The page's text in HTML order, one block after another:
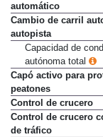
automático
Cambio de carril
autopista
Capacidad de
autónoma total
Capó activo para
peatones
Control de crucero
Control de crucero
de tráfico